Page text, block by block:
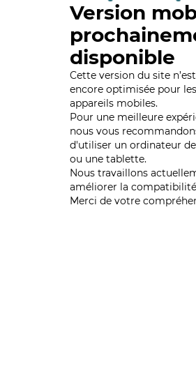
Version
disponible
Cette version du site
encore optimisée pour les
appareils mobiles.
Pour une meilleure
nous vous
d'utiliser un ordinateur
ou une tablette.
Nous travaillons
améliorer la
Merci de votre